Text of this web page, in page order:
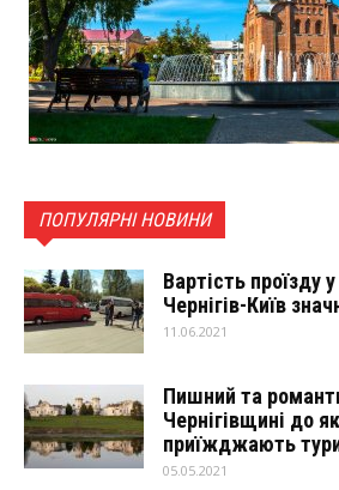
ПОПУЛЯРНІ НОВИНИ
Вартість проїзду
Чернігів-Київ
11.06.2021
Пишний та
Чернігівщині до
приїжджають
05.05.2021